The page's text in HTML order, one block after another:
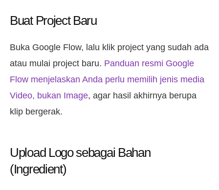
Buat Project Baru
Buka Google Flow, lalu klik project yang sudah ada
atau mulai project baru. Panduan resmi Google
Flow menjelaskan Anda perlu memilih jenis media
Video, bukan Image, agar hasil akhirnya berupa
klip bergerak.
Upload Logo sebagai Bahan
(Ingredient)